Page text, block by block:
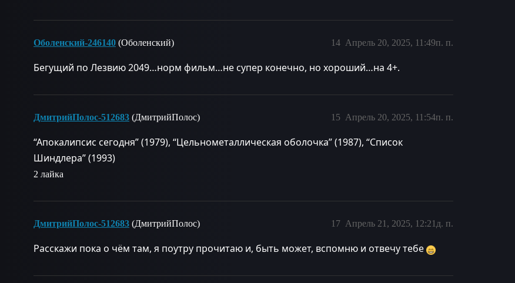
Оболенский-246140 (Оболенский) Апрель 20, 2025, 11:49п. п.
14
Бегущий по Лезвию 2049…норм фильм…не супер конечно, но хороший…на 4+.
ДмитрийПолос-512683 (ДмитрийПолос) Апрель 20, 2025, 11:54п. п.
15
“Апокалипсис сегодня” (1979), “Цельнометаллическая оболочка” (1987), “Список
Шиндлера” (1993)
2 лайка
ДмитрийПолос-512683 (ДмитрийПолос) Апрель 21, 2025, 12:21д. п.
17
Расскажи пока о чём там, я поутру прочитаю и, быть может, вспомню и отвечу тебе